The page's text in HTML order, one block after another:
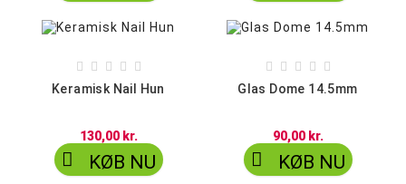
    
Keramisk Nail Hun
130,00 kr.
 KØB NU
    
Glas Dome 14.5mm
90,00 kr.
 KØB NU